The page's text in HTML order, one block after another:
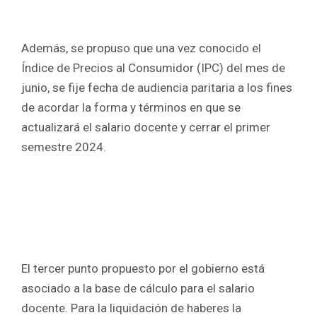
Además, se propuso que una vez conocido el
Índice de Precios al Consumidor (IPC) del mes de
junio, se fije fecha de audiencia paritaria a los fines
de acordar la forma y términos en que se
actualizará el salario docente y cerrar el primer
semestre 2024.
El tercer punto propuesto por el gobierno está
asociado a la base de cálculo para el salario
docente. Para la liquidación de haberes la